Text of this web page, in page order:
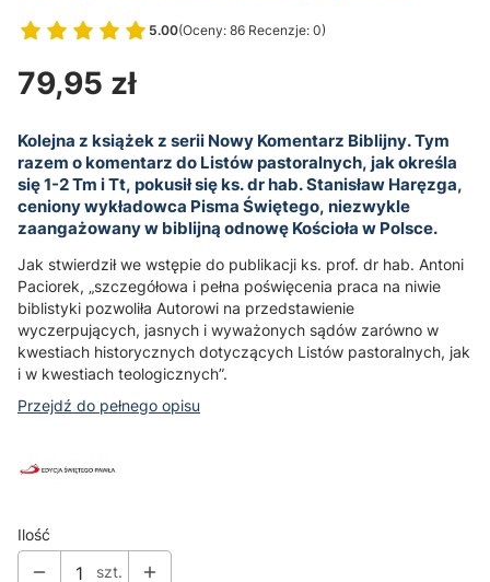
5.00(Oceny: 86 Recenzje: 0)
Przejdź do sekcji Opinie
Cena
79,95 zł
Kolejna z książek z serii Nowy Komentarz Biblijny. Tym
razem o komentarz do Listów pastoralnych, jak określa
się 1-2 Tm i Tt, pokusił się ks. dr hab. Stanisław Haręzga,
ceniony wykładowca Pisma Świętego, niezwykle
zaangażowany w biblijną odnowę Kościoła w Polsce.
Jak stwierdził we wstępie do publikacji ks. prof. dr hab. Antoni
Paciorek, „szczegółowa i pełna poświęcenia praca na niwie
biblistyki pozwoliła Autorowi na przedstawienie
wyczerpujących, jasnych i wyważonych sądów zarówno w
kwestiach historycznych dotyczących Listów pastoralnych, jak
i w kwestiach teologicznych”.
Przejdź do pełnego opisu
Ilość
szt.